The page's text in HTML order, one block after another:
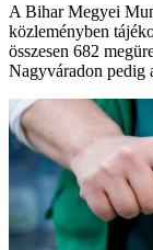
A Bihar Megyei
közleményben
összesen 682
Nagyváradon pedig